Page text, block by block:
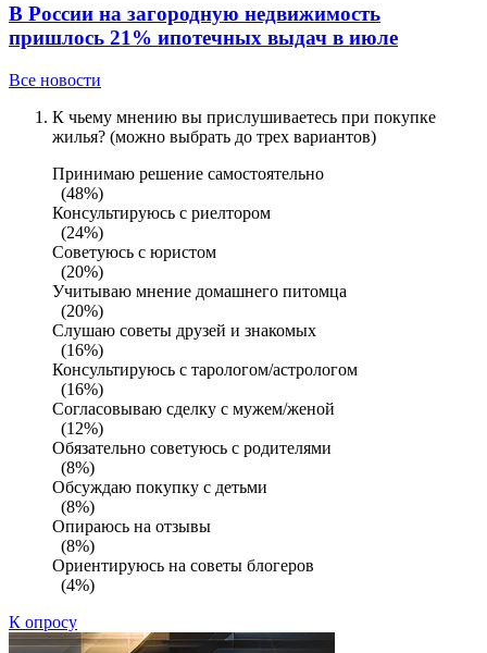
В России на загородную недвижимость
пришлось 21% ипотечных выдач в июле
Все новости
К чьему мнению вы прислушиваетесь при покупке
жилья? (можно выбрать до трех вариантов)
Принимаю решение самостоятельно
(48%)
Консультируюсь с риелтором
(24%)
Советуюсь с юристом
(20%)
Учитываю мнение домашнего питомца
(20%)
Слушаю советы друзей и знакомых
(16%)
Консультируюсь с тарологом/астрологом
(16%)
Согласовываю сделку с мужем/женой
(12%)
Обязательно советуюсь с родителями
(8%)
Обсуждаю покупку с детьми
(8%)
Опираюсь на отзывы
(8%)
Ориентируюсь на советы блогеров
(4%)
К опросу